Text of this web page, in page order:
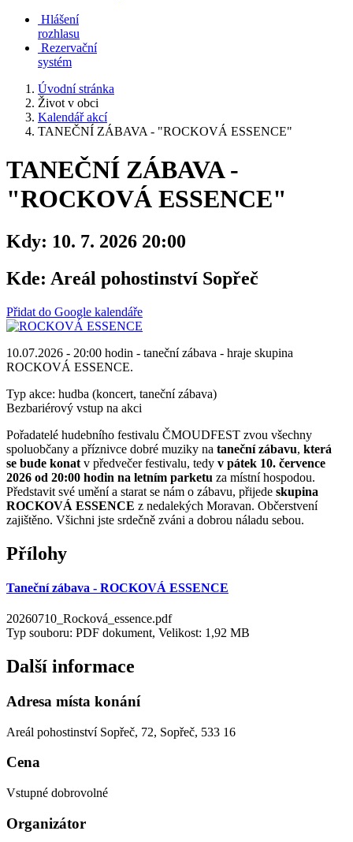
Hlášení
rozhlasu
Rezervační
systém
Úvodní stránka
Život v obci
Kalendář akcí
TANEČNÍ ZÁBAVA - "ROCKOVÁ ESSENCE"
TANEČNÍ ZÁBAVA -
"ROCKOVÁ ESSENCE"
Kdy: 10. 7. 2026 20:00
Kde: Areál pohostinství Sopřeč
Přidat do Google kalendáře
10.07.2026 - 20:00 hodin - taneční zábava - hraje skupina
ROCKOVÁ ESSENCE.
Typ akce: hudba (koncert, taneční zábava)
Bezbariérový vstup na akci
Pořadatelé hudebního festivalu ČMOUDFEST zvou všechny
spoluobčany a příznivce dobré muziky na taneční zábavu, která
se bude konat v předvečer festivalu, tedy v pátek 10. července
2026 od 20:00 hodin na letním parketu za místní hospodou.
Představit své umění a starat se nám o zábavu, přijede skupina
ROCKOVÁ ESSENCE z nedalekých Moravan. Občerstvení
zajištěno. Všichni jste srdečně zváni a dobrou náladu sebou.
Přílohy
Taneční zábava - ROCKOVÁ ESSENCE
20260710_Rocková_essence.pdf
Typ souboru: PDF dokument, Velikost: 1,92 MB
Další informace
Adresa místa konání
Areál pohostinství Sopřeč, 72, Sopřeč, 533 16
Cena
Vstupné dobrovolné
Organizátor